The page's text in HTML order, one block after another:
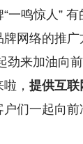
一鸣惊人”
网络的推广
劲来加油向
， 提供互联
户们一起向前